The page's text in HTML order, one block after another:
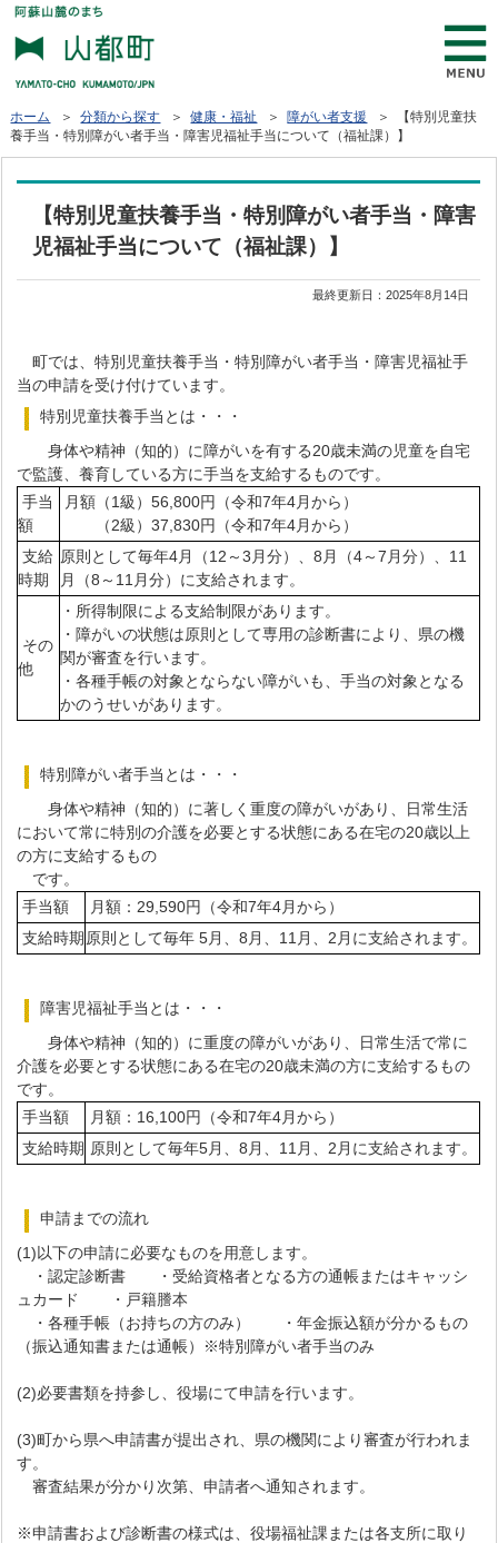
ホーム ＞分類から探す ＞健康・福祉 ＞障がい者支援
＞ 【特別児童扶
養手当・特別障がい者手当・障害児福祉手当について（福祉課）】
【特別児童扶養手当・特別障がい者手当・障害
児福祉手当について（福祉課）】
最終更新日：2025年8月14日
町では、特別児童扶養手当・特別障がい者手当・障害児福祉手
当の申請を受け付けています。
特別児童扶養手当とは・・・
身体や精神（知的）に障がいを有する20歳未満の児童を自宅
で監護、養育している方に手当を支給するものです。
手当
額
月額（1級）56,800円（令和7年4月から）
（2級）37,830円（令和7年4月から）
支給
時期
原則として毎年4月（12～3月分）、8月（4～7月分）、11
月（8～11月分）に支給されます。
その
他
・所得制限による支給制限があります。
・障がいの状態は原則として専用の診断書により、県の機
関が審査を行います。
・各種手帳の対象とならない障がいも、手当の対象となる
かのうせいがあります。
特別障がい者手当とは・・・
身体や精神（知的）に著しく重度の障がいがあり、日常生活
において常に特別の介護を必要とする状態にある在宅の20歳以上
の方に支給するもの
です。
手当額
月額：29,590円（令和7年4月から）
支給時期 原則として毎年 5月、8月、11月、2月に支給されます。
障害児福祉手当とは・・・
身体や精神（知的）に重度の障がいがあり、日常生活で常に
介護を必要とする状態にある在宅の20歳未満の方に支給するもの
です。
手当額
月額：16,100円（令和7年4月から）
支給時期 原則として毎年5月、8月、11月、2月に支給されます。
申請までの流れ
(1)以下の申請に必要なものを用意します。
・認定診断書 ・受給資格者となる方の通帳またはキャッシ
ュカード ・戸籍謄本
・各種手帳（お持ちの方のみ） ・年金振込額が分かるもの
（振込通知書または通帳）※特別障がい者手当のみ
(2)必要書類を持参し、役場にて申請を行います。
(3)町から県へ申請書が提出され、県の機関により審査が行われま
す。
審査結果が分かり次第、申請者へ通知されます。
※申請書および診断書の様式は、役場福祉課または各支所に取り